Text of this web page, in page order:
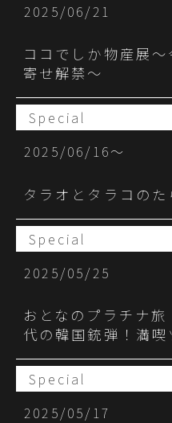
2025/06/21
ココでしか物産展
寄せ解禁〜
Special
2025/06/16〜
タラオとタラコのた
Special
2025/05/25
おとなのプラチナ
代の韓国銃弾！満喫
Special
2025/05/17